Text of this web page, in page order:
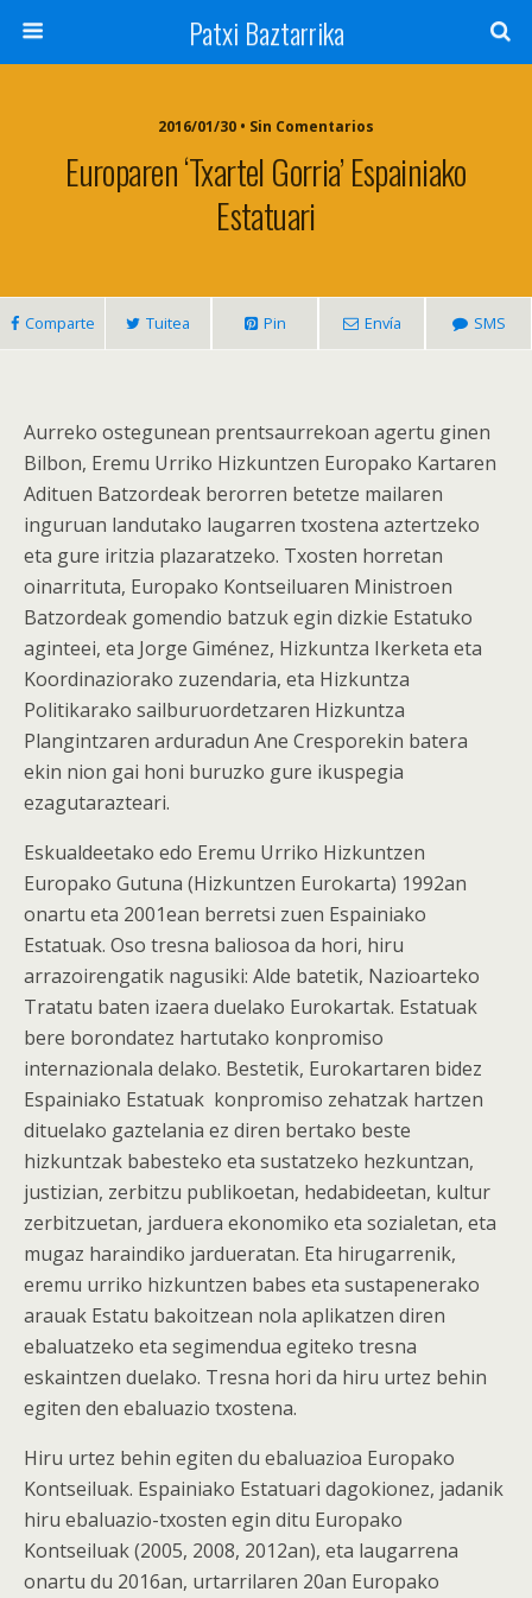
Patxi Baztarrika
2016/01/30 • Sin Comentarios
Europaren ‘txartel Gorria’ Espainiako
Estatuari
Comparte Tuitea Pin Envía SMS
Aurreko ostegunean prentsaurrekoan agertu ginen
Bilbon, Eremu Urriko Hizkuntzen Europako Kartaren
Adituen Batzordeak berorren betetze mailaren
inguruan landutako laugarren txostena aztertzeko
eta gure iritzia plazaratzeko. Txosten horretan
oinarrituta, Europako Kontseiluaren Ministroen
Batzordeak gomendio batzuk egin dizkie Estatuko
aginteei, eta Jorge Giménez, Hizkuntza Ikerketa eta
Koordinaziorako zuzendaria, eta Hizkuntza
Politikarako sailburuordetzaren Hizkuntza
Plangintzaren arduradun Ane Cresporekin batera
ekin nion gai honi buruzko gure ikuspegia
ezagutarazteari.
Eskualdeetako edo Eremu Urriko Hizkuntzen
Europako Gutuna (Hizkuntzen Eurokarta) 1992an
onartu eta 2001ean berretsi zuen Espainiako
Estatuak. Oso tresna baliosoa da hori, hiru
arrazoirengatik nagusiki: Alde batetik, Nazioarteko
Tratatu baten izaera duelako Eurokartak. Estatuak
bere borondatez hartutako konpromiso
internazionala delako. Bestetik, Eurokartaren bidez
Espainiako Estatuak konpromiso zehatzak hartzen
dituelako gaztelania ez diren bertako beste
hizkuntzak babesteko eta sustatzeko hezkuntzan,
justizian, zerbitzu publikoetan, hedabideetan, kultur
zerbitzuetan, jarduera ekonomiko eta sozialetan, eta
mugaz haraindiko jardueratan. Eta hirugarrenik,
eremu urriko hizkuntzen babes eta sustapenerako
arauak Estatu bakoitzean nola aplikatzen diren
ebaluatzeko eta segimendua egiteko tresna
eskaintzen duelako. Tresna hori da hiru urtez behin
egiten den ebaluazio txostena.
Hiru urtez behin egiten du ebaluazioa Europako
Kontseiluak. Espainiako Estatuari dagokionez, jadanik
hiru ebaluazio-txosten egin ditu Europako
Kontseiluak (2005, 2008, 2012an), eta laugarrena
onartu du 2016an, urtarrilaren 20an Europako